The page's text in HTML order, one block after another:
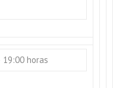
19:00 horas